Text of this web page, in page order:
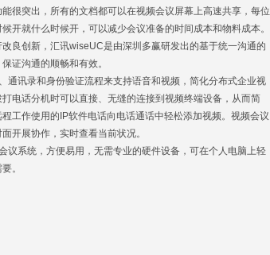
很突出，所有的文档都可以在视频会议屏幕上高速共享，每位
开就什么时候开，可以减少会议准备的时间成本和物料成本。
创新，汇讯wiseUC是由深圳多赢研发出的基于统一沟通的
证沟通的顺畅和有效。
通讯录和身份验证流程来支持语音和视频，简化分布式企业视
电话分机时可以直接、无缝的连接到视频终端设备，从而简
工作使用的IP软件电话向电话通话中轻松添加视频。视频会议
开展协作，实时查看当前状况。
系统，方便易用，无需专业的硬件设备，可在个人电脑上轻
。